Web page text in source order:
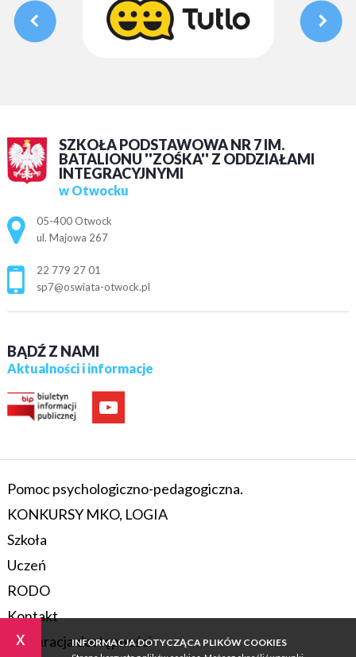
x INFORMACJA DOTYCZĄCA PLIKÓW COOKIES
SZKOŁA PODSTAWOWA NR 7 IM.
BATALIONU ''ZOŚKA'' Z ODDZIAŁAMI
INTEGRACYJNYMI
w Otwocku
Adres pocztowy:
05-400 Otwock
ul. Majowa 267
22 779 27 01
sp7@oswiata-otwock.pl
BĄDŹ Z NAMI
Aktualności i informacje
Pomoc psychologiczno-pedagogiczna.
KONKURSY MKO, LOGIA
Szkoła
Uczeń
RODO
Kontakt
Deklaracja dostępności